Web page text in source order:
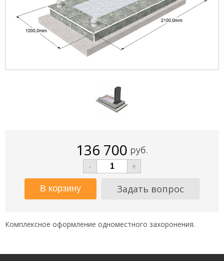
136 700 руб.
-
+
Задать вопрос
Комплексное оформление одноместного захоронения.